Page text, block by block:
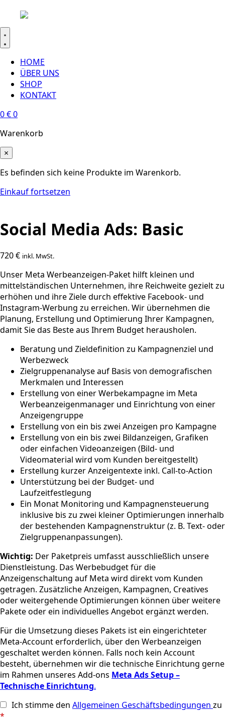
HOME
ÜBER UNS
SHOP
KONTAKT
0€0
Warenkorb
×
Es befinden sich keine Produkte im Warenkorb.
Einkauf fortsetzen
Social Media Ads: Basic
720€ inkl. MwSt.
Unser Meta Werbeanzeigen-Paket hilft kleinen und
mittelständischen Unternehmen, ihre Reichweite gezielt zu
erhöhen und ihre Ziele durch effektive Facebook- und
Instagram-Werbung zu erreichen. Wir übernehmen die
Planung, Erstellung und Optimierung Ihrer Kampagnen,
damit Sie das Beste aus Ihrem Budget herausholen.
Beratung und Zieldefinition zu Kampagnenziel und
Werbezweck
Zielgruppenanalyse auf Basis von demografischen
Merkmalen und Interessen
Erstellung von einer Werbekampagne im Meta
Werbeanzeigenmanager und Einrichtung von einer
Anzeigengruppe
Erstellung von ein bis zwei Anzeigen pro Kampagne
Erstellung von ein bis zwei Bildanzeigen, Grafiken
oder einfachen Videoanzeigen (Bild- und
Videomaterial wird vom Kunden bereitgestellt)
Erstellung kurzer Anzeigentexte inkl. Call-to-Action
Unterstützung bei der Budget- und
Laufzeitfestlegung
Ein Monat Monitoring und Kampagnensteuerung
inklusive bis zu zwei kleiner Optimierungen innerhalb
der bestehenden Kampagnenstruktur (z. B. Text- oder
Zielgruppenanpassungen).
Wichtig: Der Paketpreis umfasst ausschließlich unsere
Dienstleistung. Das Werbebudget für die
Anzeigenschaltung auf Meta wird direkt vom Kunden
getragen. Zusätzliche Anzeigen, Kampagnen, Creatives
oder weitergehende Optimierungen können über weitere
Pakete oder ein individuelles Angebot ergänzt werden.
Für die Umsetzung dieses Pakets ist ein eingerichteter
Meta-Account erforderlich, über den Werbeanzeigen
geschaltet werden können. Falls noch kein Account
besteht, übernehmen wir die technische Einrichtung gerne
im Rahmen unseres Add-ons Meta Ads Setup –
Technische Einrichtung.
Ich stimme den Allgemeinen Geschäftsbedingungen zu
*